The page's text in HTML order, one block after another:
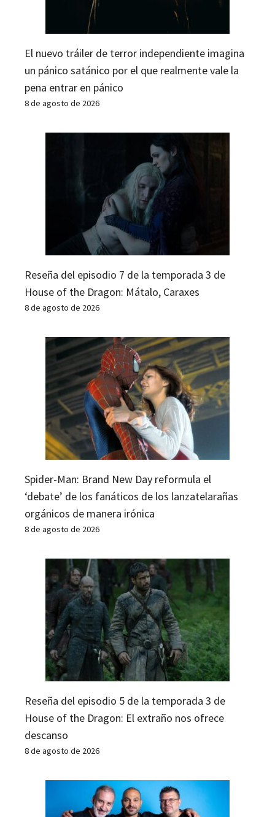
El nuevo tráiler de terror independiente imagina
un pánico satánico por el que realmente vale la
pena entrar en pánico
8 de agosto de 2026
Reseña del episodio 7 de la temporada 3 de
House of the Dragon: Mátalo, Caraxes
8 de agosto de 2026
Spider-Man: Brand New Day reformula el
‘debate’ de los fanáticos de los lanzatelarañas
orgánicos de manera irónica
8 de agosto de 2026
Reseña del episodio 5 de la temporada 3 de
House of the Dragon: El extraño nos ofrece
descanso
8 de agosto de 2026